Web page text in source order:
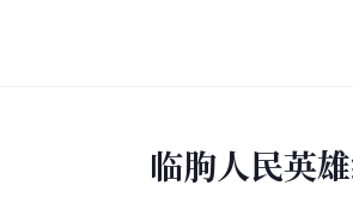
临朐人民英